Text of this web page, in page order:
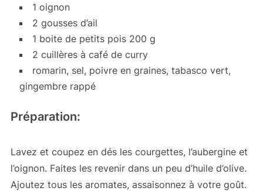
1 oignon
2 gousses d’ail
1 boite de petits pois 200 g
2 cuillères à café de curry
romarin, sel, poivre en graines, tabasco vert,
gingembre rappé
Préparation:
Lavez et coupez en dés les courgettes, l’aubergine et
l’oignon. Faites les revenir dans un peu d’huile d’olive.
Ajoutez tous les aromates, assaisonnez à votre goût.